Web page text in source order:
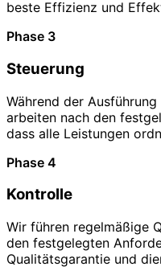
beste Effizienz und
Phase 3
Steuerung
Während der
arbeiten nach den
dass alle Leistungen
Phase 4
Kontrolle
Wir führen regelmäßige
den festgelegten
Qualitätsgarantie und